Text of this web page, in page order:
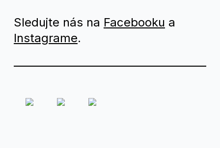
Sledujte nás na Facebooku a
Instagrame.